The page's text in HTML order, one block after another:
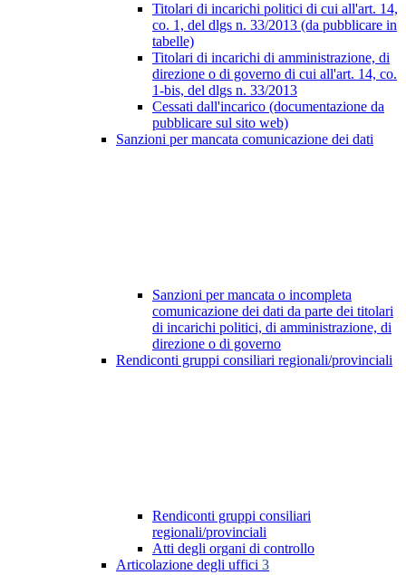
Titolari di incarichi politici di cui all'art. 14,
co. 1, del dlgs n. 33/2013 (da pubblicare in
tabelle)
Titolari di incarichi di amministrazione, di
direzione o di governo di cui all'art. 14, co.
1-bis, del dlgs n. 33/2013
Cessati dall'incarico (documentazione da
pubblicare sul sito web)
Sanzioni per mancata comunicazione dei dati
Sanzioni per mancata o incompleta
comunicazione dei dati da parte dei titolari
di incarichi politici, di amministrazione, di
direzione o di governo
Rendiconti gruppi consiliari regionali/provinciali
Rendiconti gruppi consiliari
regionali/provinciali
Atti degli organi di controllo
Articolazione degli uffici 3